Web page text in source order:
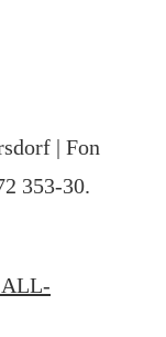
| Fon
353-30.
ALL-